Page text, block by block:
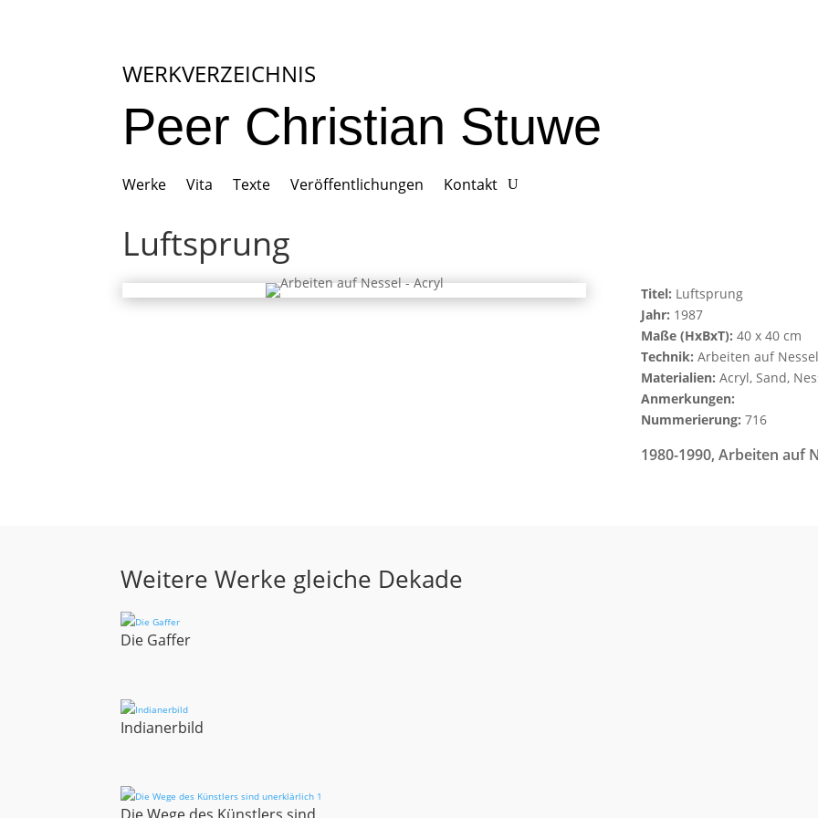
WERKVERZEICHNIS
Peer Christian Stuwe
Werke Vita Texte Veröffentlichungen Kontakt
Luftsprung
Titel: Luftsprung
Jahr: 1987
Maße (HxBxT): 40 x 40 cm
Technik: Arbeiten auf Nessel
Materialien: Acryl, Sand,
Anmerkungen:
Nummerierung: 716
1980-1990, Arbeiten auf
Weitere Werke gleiche Dekade
Die Gaffer
Indianerbild